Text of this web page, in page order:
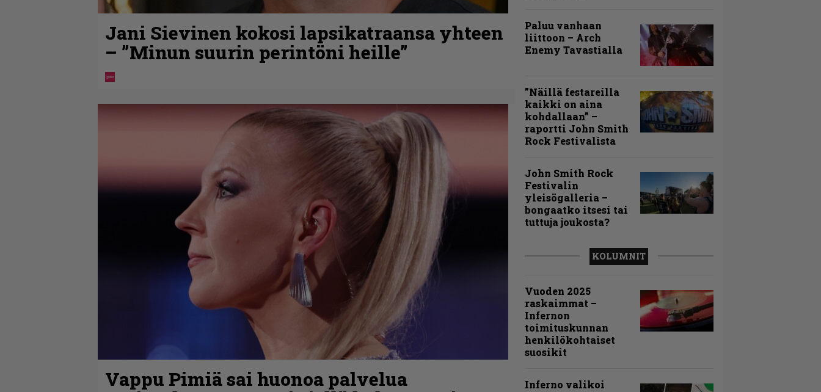
Jani Sievinen kokosi lapsikatraansa yhteen
– ”Minun suurin perintöni heille”
Vappu Pimiä sai huonoa palvelua
Paluu vanhaan
liittoon – Arch
Enemy Tavastialla
”Näillä festareilla
kaikki on aina
kohdallaan” –
raportti John Smith
Rock Festivalista
John Smith Rock
Festivalin
yleisögalleria –
bongaatko itsesi tai
tuttuja joukosta?
KOLUMNIT
Vuoden 2025
raskaimmat –
Infernon
toimituskunnan
henkilökohtaiset
suosikit
Inferno valikoi